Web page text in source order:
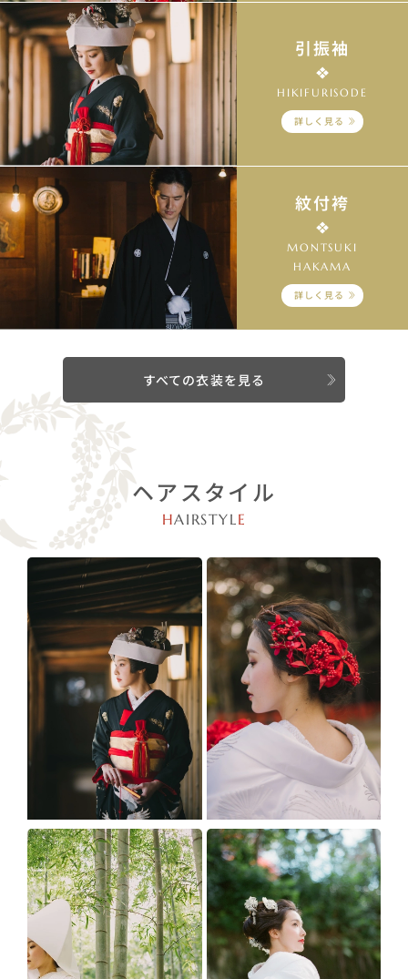
引振袖
HIKIFURISODE
詳しく見る
紋付袴
MONTSUKI
HAKAMA
詳しく見る
すべての衣装を見る
ヘアスタイル
HAIRSTYLE